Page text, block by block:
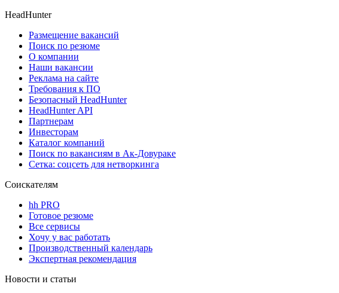
HeadHunter
Размещение вакансий
Поиск по резюме
О компании
Наши вакансии
Реклама на сайте
Требования к ПО
Безопасный HeadHunter
HeadHunter API
Партнерам
Инвесторам
Каталог компаний
Поиск по вакансиям в Ак-Довураке
Сетка: соцсеть для нетворкинга
Соискателям
hh PRO
Готовое резюме
Все сервисы
Хочу у вас работать
Производственный календарь
Экспертная рекомендация
Новости и статьи